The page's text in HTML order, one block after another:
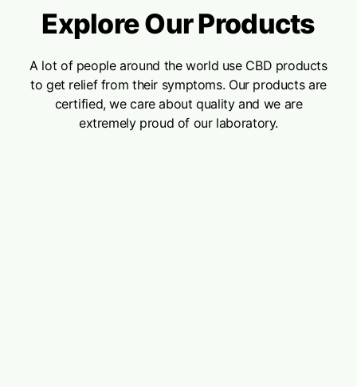
Explore Our Products
A lot of people around the world use CBD products
to get relief from their symptoms. Our products are
certified, we care about quality and we are
extremely proud of our laboratory.